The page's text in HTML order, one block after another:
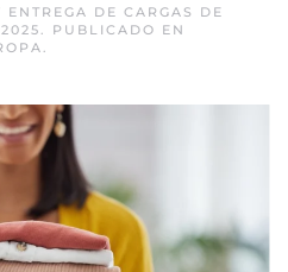
ENTREGA DE CARGAS DE
. PUBLICADO EN